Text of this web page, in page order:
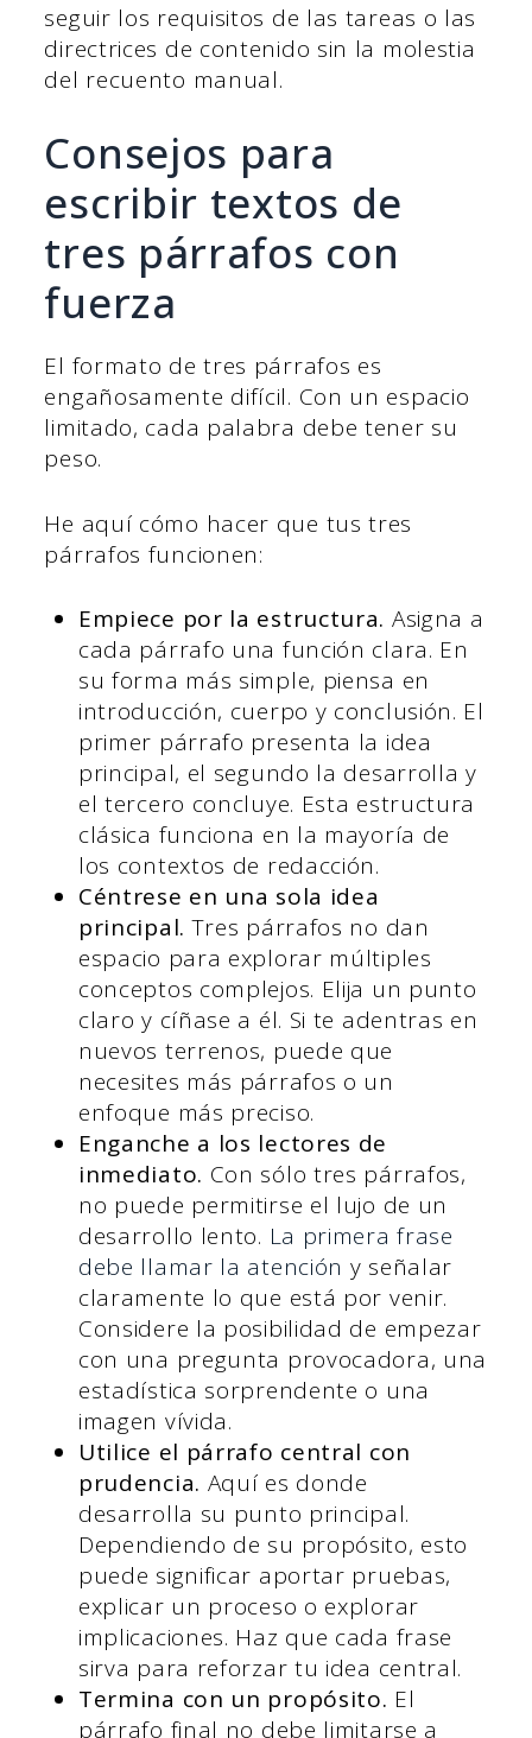
seguir los requisitos de las tareas o las
directrices de contenido sin la molestia
del recuento manual.
Consejos para
escribir textos de
tres párrafos con
fuerza
El formato de tres párrafos es
engañosamente difícil. Con un espacio
limitado, cada palabra debe tener su
peso.
He aquí cómo hacer que tus tres
párrafos funcionen:
Empiece por la estructura. Asigna a
cada párrafo una función clara. En
su forma más simple, piensa en
introducción, cuerpo y conclusión. El
primer párrafo presenta la idea
principal, el segundo la desarrolla y
el tercero concluye. Esta estructura
clásica funciona en la mayoría de
los contextos de redacción.
Céntrese en una sola idea
principal.Tres párrafos no dan
espacio para explorar múltiples
conceptos complejos. Elija un punto
claro y cíñase a él. Si te adentras en
nuevos terrenos, puede que
necesites más párrafos o un
enfoque más preciso.
Enganche a los lectores de
inmediato. Con sólo tres párrafos,
no puede permitirse el lujo de un
desarrollo lento. La primera frase
debe llamar la atención y señalar
claramente lo que está por venir.
Considere la posibilidad de empezar
con una pregunta provocadora, una
estadística sorprendente o una
imagen vívida.
Utilice el párrafo central con
prudencia. Aquí es donde
desarrolla su punto principal.
Dependiendo de su propósito, esto
puede significar aportar pruebas,
explicar un proceso o explorar
implicaciones. Haz que cada frase
sirva para reforzar tu idea central.
Termina con un propósito. El
párrafo final no debe limitarse a